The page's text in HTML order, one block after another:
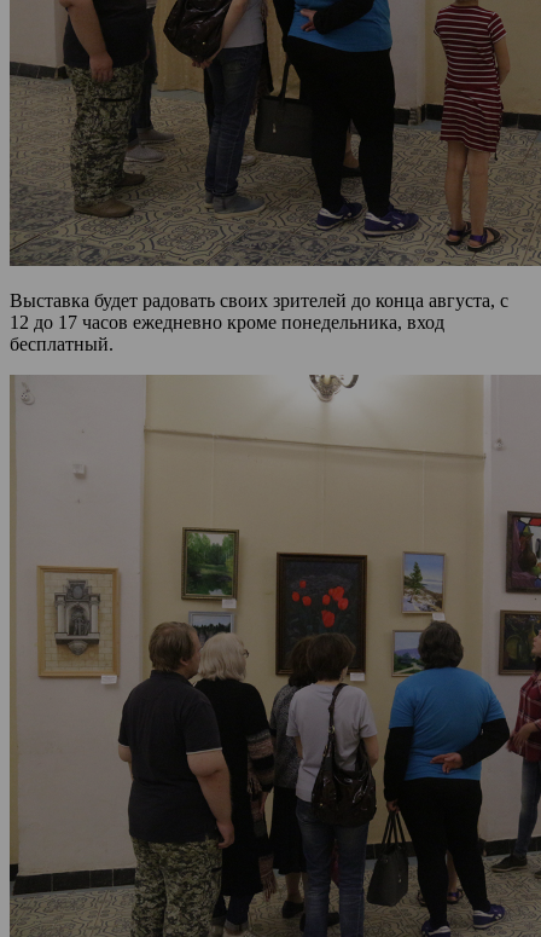
Выставка будет радовать своих зрителей до конца августа, с
12 до 17 часов ежедневно кроме понедельника, вход
бесплатный.